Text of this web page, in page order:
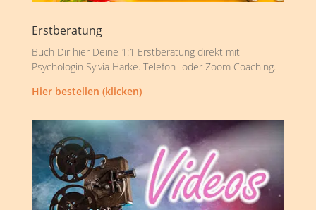
Erstberatung
Buch Dir hier Deine 1:1 Erstberatung direkt mit
Psychologin Sylvia Harke. Telefon- oder Zoom Coaching.
Hier bestellen (klicken)